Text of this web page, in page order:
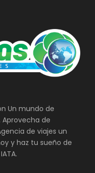
Un mundo de
Aprovecha de
de viajes un
y haz tu sueño de